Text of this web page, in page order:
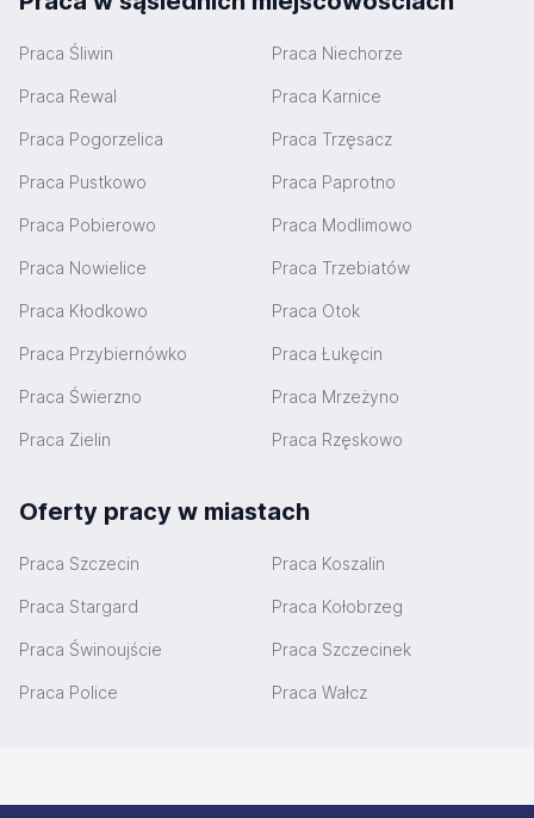
Praca Śliwin Praca Niechorze
Praca Rewal Praca Karnice
Praca Pogorzelica Praca Trzęsacz
Praca Pustkowo Praca Paprotno
Praca Pobierowo Praca Modlimowo
Praca Nowielice Praca Trzebiatów
Praca Kłodkowo Praca Otok
Praca Przybiernówko Praca Łukęcin
Praca Świerzno Praca Mrzeżyno
Praca Zielin Praca Rzęskowo
Oferty pracy w miastach
Praca Szczecin Praca Koszalin
Praca Stargard Praca Kołobrzeg
Praca Świnoujście Praca Szczecinek
Praca Police Praca Wałcz